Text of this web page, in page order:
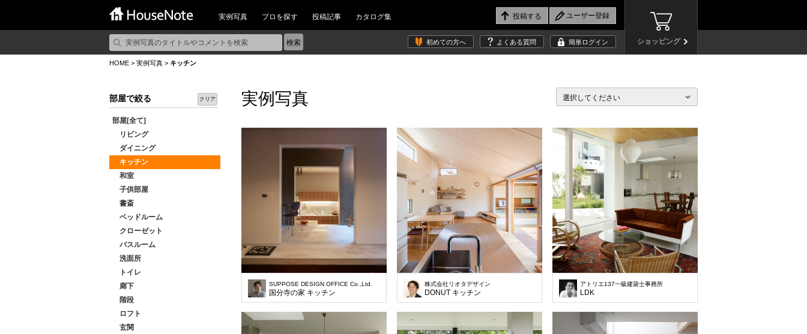
実例写真 プロを探す 投稿記事 カタログ集
ショッピング
初めての方へ よくある質問 簡単ログイン
HOME > 実例写真 > キッチン
部屋で絞る クリア
部屋[全て]
リビング
ダイニング
キッチン
和室
子供部屋
書斎
ベッドルーム
クローゼット
バスルーム
洗面所
トイレ
廊下
階段
ロフト
玄関
実例写真 選択してください
SUPPOSE DESIGN OFFICE Co.,Ltd.
国分寺の家 キッチン
株式会社リオタデザイン
DONUT キッチン
アトリエ137一級建築士事務所
LDK